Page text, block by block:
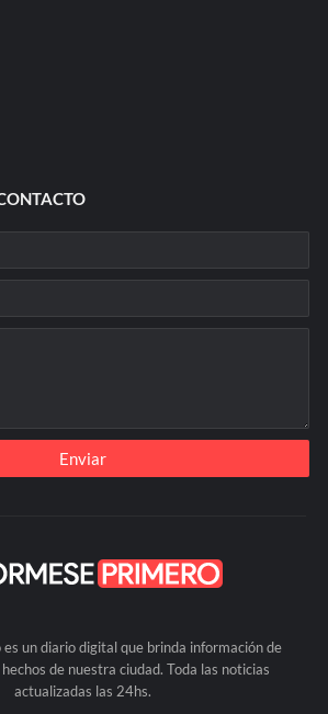
un diario digital que brinda información de
de nuestra ciudad. Toda las noticias
actualizadas las 24hs.